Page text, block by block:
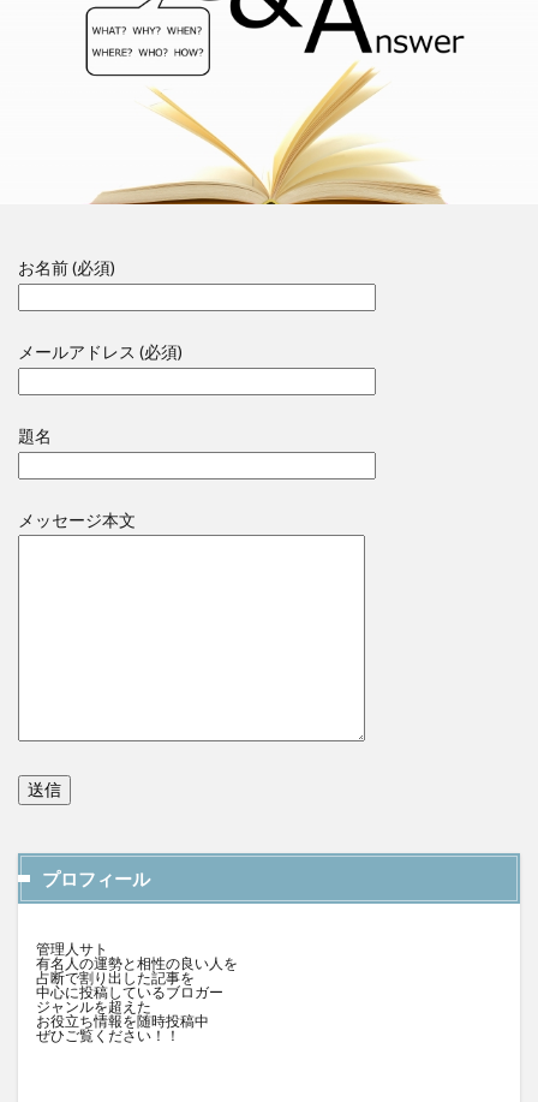
お名前 (必須)
メールアドレス (必須)
題名
メッセージ本文
プロフィール
管理人サト
有名人の運勢と相性の良い人を
占断で割り出した記事を
中心に投稿しているブロガー
ジャンルを超えた
お役立ち情報を随時投稿中
ぜひご覧ください！！